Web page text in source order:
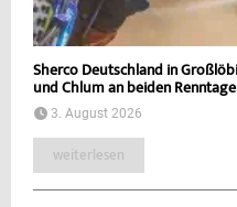
Sherco Deutschland in
und Chlum an beiden
3. August 2026
weiterlesen